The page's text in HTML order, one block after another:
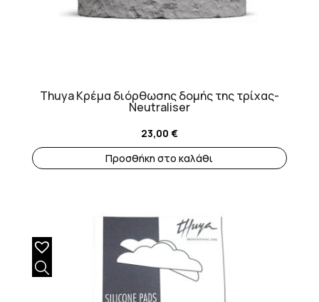
Thuya Κρέμα διόρθωσης δομής της τρίχας-
Neutraliser
23,00 €
Προσθήκη στο καλάθι